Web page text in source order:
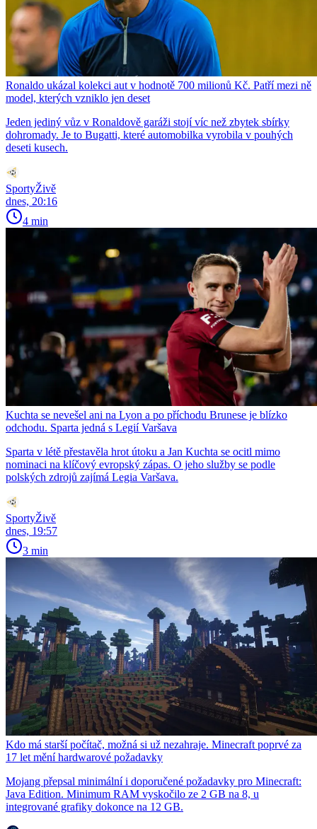
Ronaldo ukázal kolekci aut v hodnotě 700 milionů Kč. Patří mezi ně
model, kterých vzniklo jen deset
Jeden jediný vůz v Ronaldově garáži stojí víc než zbytek sbírky
dohromady. Je to Bugatti, které automobilka vyrobila v pouhých
deseti kusech.
SportyŽivě
dnes, 20:16
4 min
Kuchta se nevešel ani na Lyon a po příchodu Brunese je blízko
odchodu. Sparta jedná s Legií Varšava
Sparta v létě přestavěla hrot útoku a Jan Kuchta se ocitl mimo
nominaci na klíčový evropský zápas. O jeho služby se podle
polských zdrojů zajímá Legia Varšava.
SportyŽivě
dnes, 19:57
3 min
Kdo má starší počítač, možná si už nezahraje. Minecraft poprvé za
17 let mění hardwarové požadavky
Mojang přepsal minimální i doporučené požadavky pro Minecraft:
Java Edition. Minimum RAM vyskočilo ze 2 GB na 8, u
integrované grafiky dokonce na 12 GB.